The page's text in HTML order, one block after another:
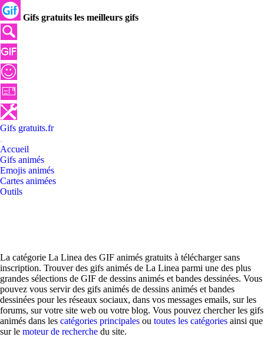
Gifs gratuits les meilleurs gifs
Gifs gratuits.fr
Accueil
Gifs animés
Emojis animés
Cartes animées
Outils
La catégorie La Linea des GIF animés gratuits à télécharger sans
inscription. Trouver des gifs animés de La Linea parmi une des plus
grandes sélections de GIF de dessins animés et bandes dessinées. Vous
pouvez vous servir des gifs animés de dessins animés et bandes
dessinées pour les réseaux sociaux, dans vos messages emails, sur les
forums, sur votre site web ou votre blog. Vous pouvez chercher les gifs
animés dans les catégories principales ou toutes les catégories ainsi que
sur le moteur de recherche du site.